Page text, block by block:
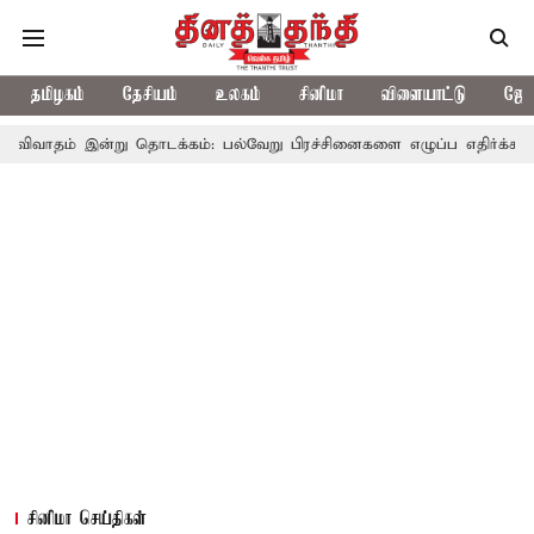
தமிழகம் தேசியம் உலகம் சினிமா விளையாட்டு
தொடக்கம்: பல்வேறு பிரச்சினைகளை எழுப்ப எதிர்க்கட்சிகள் திட்டம்
சினிமா செய்திகள்